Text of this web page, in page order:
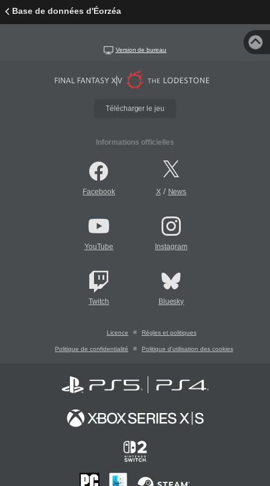
Base de données d'Éorzéa
Version de bureau
Télécharger le jeu
Informations officielles
Facebook X/ News
YouTube Instagram
Twitch Bluesky
Licence Règles et politiques
Politique de confidentialité Politique d'utilisation des cookies